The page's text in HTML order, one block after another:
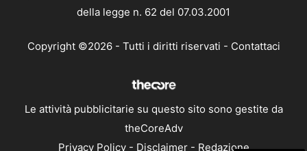
della legge n. 62 del 07.03.2001
Copyright ©2026 - Tutti i diritti riservati - Contattaci
Le attività pubblicitarie su questo sito sono gestite da
theCoreAdv
Privacy Policy- Disclaimer- Redazione